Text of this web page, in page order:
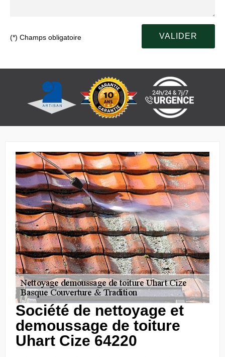
(*) Champs obligatoire
Société de nettoyage et
demoussage de toiture
Uhart Cize 64220